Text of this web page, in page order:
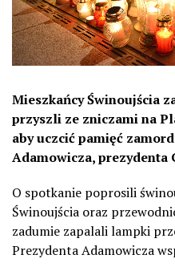
Mieszkańcy Świnoujścia
przyszli ze zniczami na
aby uczcić pamięć
Adamowicza, prezydenta
O spotkanie poprosili
Świnoujścia oraz
zadumie zapalali lampki
Prezydenta Adamowicza